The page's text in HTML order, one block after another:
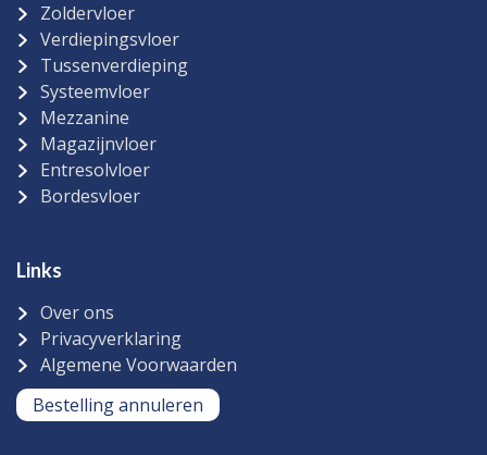
Zoldervloer
Verdiepingsvloer
Tussenverdieping
Systeemvloer
Mezzanine
Magazijnvloer
Entresolvloer
Bordesvloer
Links
Over ons
Privacyverklaring
Algemene Voorwaarden
Bestelling annuleren